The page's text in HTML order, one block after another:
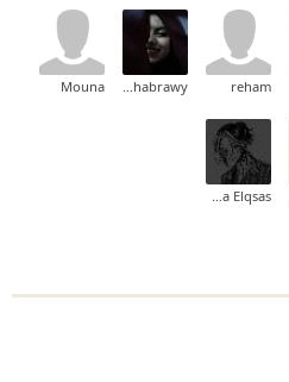
reham
Sarah A. Elshabrawy
Mouna
Jana Elqsas